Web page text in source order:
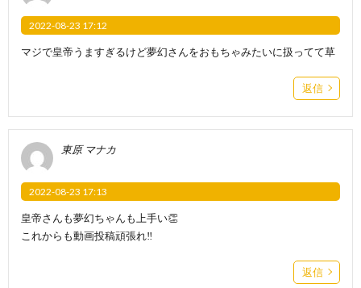
2022-08-23 17:12
マジで皇帝うますぎるけど夢幻さんをおもちゃみたいに扱ってて草
返信
東原 マナカ
2022-08-23 17:13
皇帝さんも夢幻ちゃんも上手い👏
これからも動画投稿頑張れ‼️
返信